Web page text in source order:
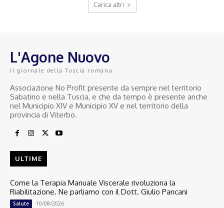
Carica altri
L'Agone Nuovo
Il giornale della Tuscia romana
Associazione No Profit presente da sempre nel territorio
Sabatino e nella Tuscia, e che da tempo è presente anche
nel Municipio XIV e Municipio XV e nel territorio della
provincia di Viterbo.
ULTIME
Come la Terapia Manuale Viscerale rivoluziona la
Riabilitazione. Ne parliamo con il Dott. Giulio Pancani
Salute 10/08/2026